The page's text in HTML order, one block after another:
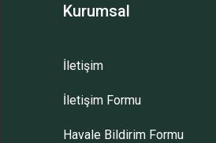
Kurumsal
İletişim
İletişim Formu
Havale Bildirim Formu